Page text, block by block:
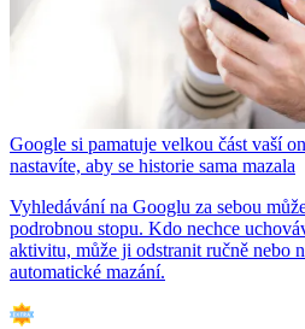
Google si pamatuje velkou část vaší
nastavíte, aby se historie sama mazala
Vyhledávání na Googlu za sebou
podrobnou stopu. Kdo nechce
aktivitu, může ji odstranit ručně nebo
automatické mazání.